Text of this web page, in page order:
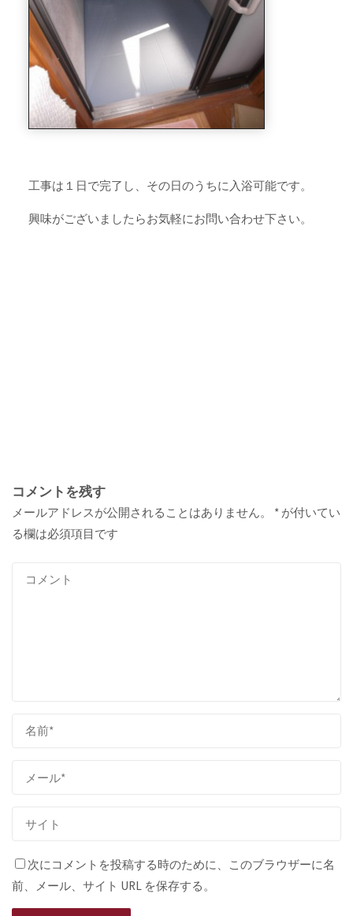
工事は１日で完了し、その日のうちに入浴可能です。
興味がございましたらお気軽にお問い合わせ下さい。
コメントを残す
メールアドレスが公開されることはありません。 * が付いてい
る欄は必須項目です
次にコメントを投稿する時のために、このブラウザーに名
前、メール、サイト URL を保存する。